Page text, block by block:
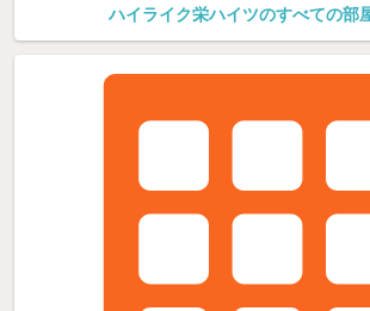
ハイライク栄ハイツのすべての部